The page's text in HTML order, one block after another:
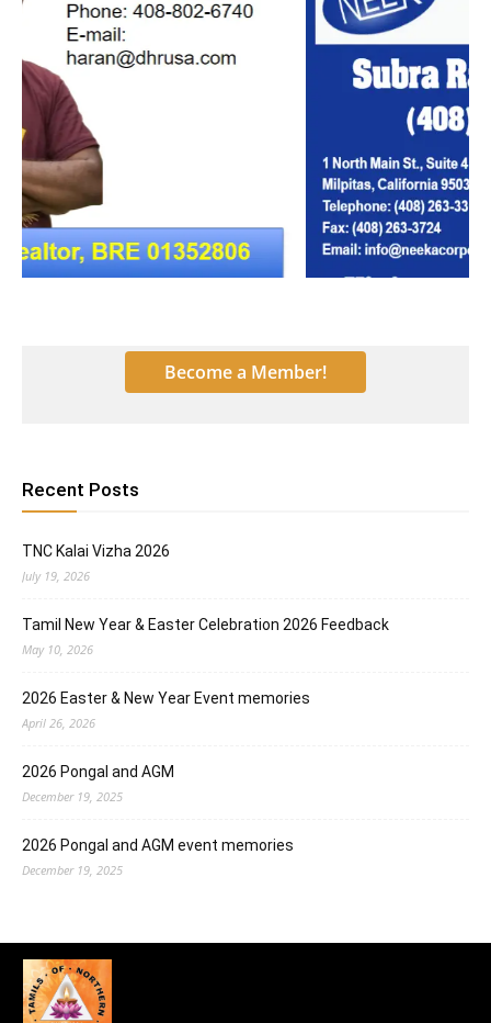
Become a Member!
Recent Posts
TNC Kalai Vizha 2026
July 19, 2026
Tamil New Year & Easter Celebration 2026 Feedback
May 10, 2026
2026 Easter & New Year Event memories
April 26, 2026
2026 Pongal and AGM
December 19, 2025
2026 Pongal and AGM event memories
December 19, 2025